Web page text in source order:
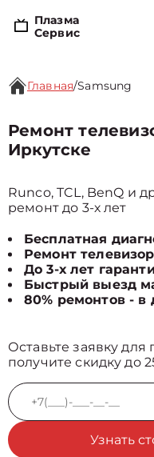
Плазма
Сервис
Главная/Samsung
Ремонт
Иркутске
Runco, TCL, BenQ и
ремонт до 3-х лет
Бесплатная
Ремонт
До 3-х лет
Быстрый выезд
80% ремонтов -
Оставьте заявку
получите скидку до
Узнать